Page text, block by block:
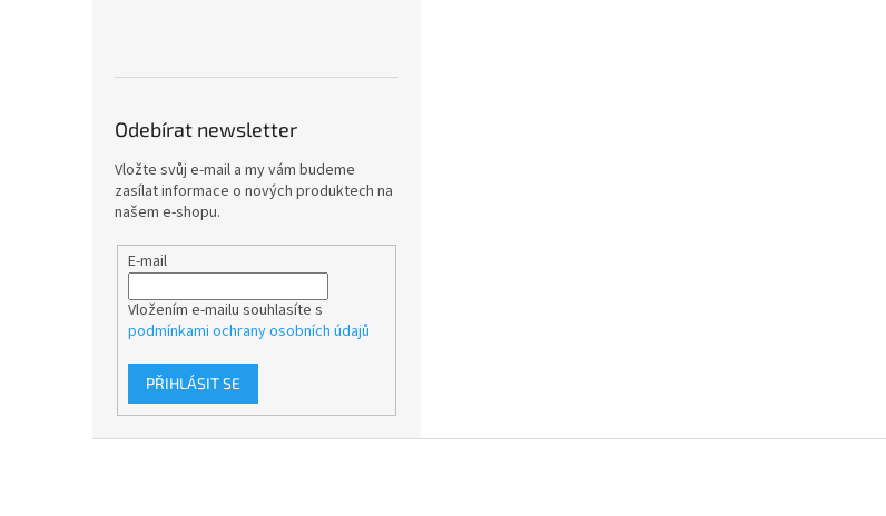
Odebírat newsletter
Vložte svůj e-mail a my vám budeme
zasílat informace o nových produktech na
našem e-shopu.
E-mail
Vložením e-mailu souhlasíte s
podmínkami ochrany osobních údajů
PŘIHLÁSIT SE